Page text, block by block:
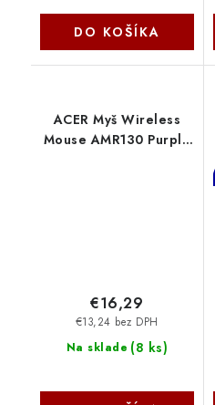
DO KOŠÍKA
ACER Myš Wireless
Mouse AMR130 Purple
Na sklade (8 ks)
€13,24 bez DPH
€16,29